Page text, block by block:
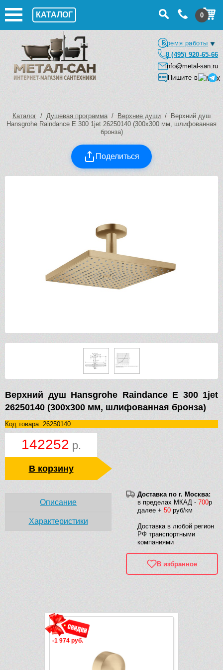
КАТАЛОГ 0
Время работы
8 (495) 920-65-66
info@metal-san.ru
Пишите в
Каталог / Душевая программа/ Верхние души / Верхний душ
Hansgrohe Raindance E 300 1jet 26250140 (300х300 мм, шлифованная
бронза)
Поделиться
Верхний душ Hansgrohe Raindance E 300 1jet
26250140 (300х300 мм, шлифованная бронза)
Код товара: 26250140
142252 р.
В корзину
Доставка по г. Москва:
в пределах МКАД - 700р
далее + 50 руб/км
Доставка в любой регион
РФ транспортными
компаниями
В избранное
Описание
Характеристики
-1 545 руб.